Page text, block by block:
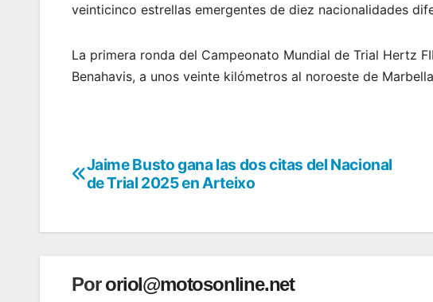
veinticinco estrellas emergentes de diez nacionalidades
La primera ronda del Campeonato Mundial de Trial Hertz
Benahavis, a unos veinte kilómetros al noroeste de
Navegación
entradas
Jaime Busto gana las dos citas del Nacional
de Trial 2025 en Arteixo
Pororiol@motosonline.net